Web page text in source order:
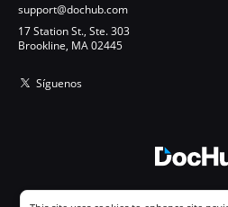
support@dochub.com
17 Station St., Ste. 303
Brookline, MA 02445
Síguenos